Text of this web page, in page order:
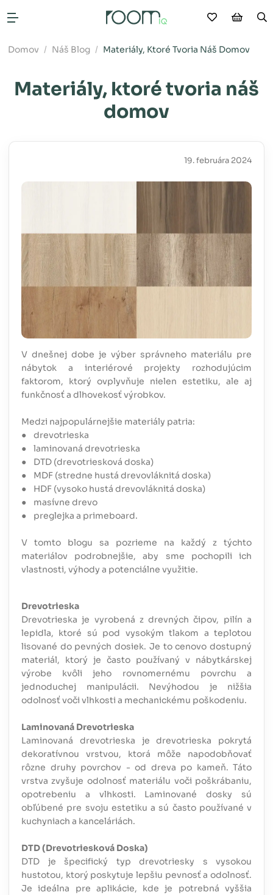
Otvoriť menu Moje
Domov Náš Blog Materiály, Ktoré Tvoria Náš Domov
Materiály, ktoré tvoria náš
domov
19. februára 2024
V dnešnej dobe je výber správneho materiálu pre
nábytok a interiérové projekty rozhodujúcim
faktorom, ktorý ovplyvňuje nielen estetiku, ale aj
funkčnosť a dlhovekosť výrobkov.
Medzi najpopulárnejšie materiály patria:
● drevotrieska
● laminovaná drevotrieska
● DTD (drevotriesková doska)
● MDF (stredne hustá drevovláknitá doska)
● HDF (vysoko hustá drevovláknitá doska)
● masívne drevo
● preglejka a primeboard.
V tomto blogu sa pozrieme na každý z týchto
materiálov podrobnejšie, aby sme pochopili ich
vlastnosti, výhody a potenciálne využitie.
Drevotrieska
Drevotrieska je vyrobená z drevných čipov, pilín a
lepidla, ktoré sú pod vysokým tlakom a teplotou
lisované do pevných dosiek. Je to cenovo dostupný
materiál, ktorý je často používaný v nábytkárskej
výrobe kvôli jeho rovnomernému povrchu a
jednoduchej manipulácii. Nevýhodou je nižšia
odolnosť voči vlhkosti a mechanickému poškodeniu.
Laminovaná Drevotrieska
Laminovaná drevotrieska je drevotrieska pokrytá
dekoratívnou vrstvou, ktorá môže napodobňovať
rôzne druhy povrchov - od dreva po kameň. Táto
vrstva zvyšuje odolnosť materiálu voči poškrábaniu,
opotrebeniu a vlhkosti. Laminované dosky sú
obľúbené pre svoju estetiku a sú často používané v
kuchyniach a kanceláriách.
DTD (Drevotriesková Doska)
DTD je špecifický typ drevotriesky s vysokou
hustotou, ktorý poskytuje lepšiu pevnosť a odolnosť.
Je ideálna pre aplikácie, kde je potrebná vyššia